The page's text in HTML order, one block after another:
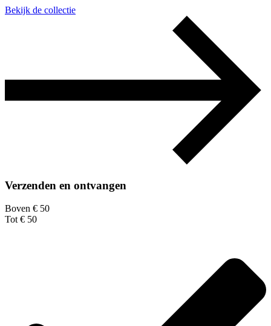
Bekijk de collectie
Verzenden en ontvangen
Boven € 50
Tot € 50